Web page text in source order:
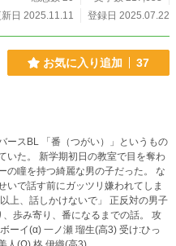
まではしりきれました。 おまけ
う少しのんびりお付き合いいただけ
ースでお会いできる日を願ってお
日 2025.11.11
登録日 2025.07.22
お気に入り追加 37
）」というもの
室で目を奪わ
瞳を持つ綺麗な男の子だった。 な
いで話す前にガッツリ嫌われてしま
歩み寄り、番になるまでの話。 攻
(α) 一ノ瀬 瑠生(高3) 受け:ひっ